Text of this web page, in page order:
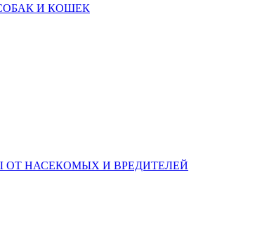
И КОШЕК
ОТ НАСЕКОМЫХ И ВРЕДИТЕЛЕЙ